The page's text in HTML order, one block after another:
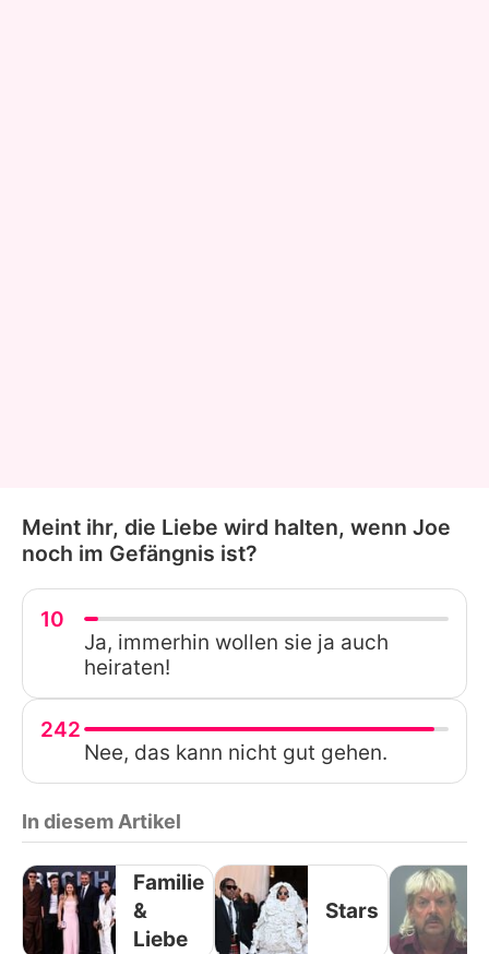
Meint ihr, die Liebe wird halten, wenn Joe
noch im Gefängnis ist?
10
Ja, immerhin wollen sie ja auch
heiraten!
242
Nee, das kann nicht gut gehen.
In diesem Artikel
Familie
&
Liebe
Stars